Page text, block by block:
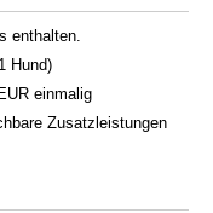
enthalten.
Hund)
einmalig
Zusatzleistungen